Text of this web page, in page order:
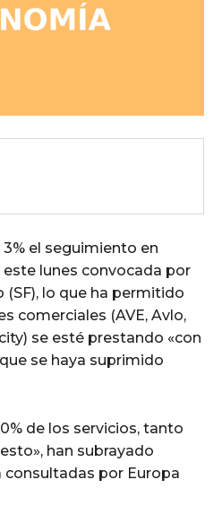
el seguimiento en
este lunes convocada por
(SF), lo que ha permitido
comerciales (AVE, Avlo,
se esté prestando «con
se haya suprimido
de los servicios, tanto
han subrayado
por Europa